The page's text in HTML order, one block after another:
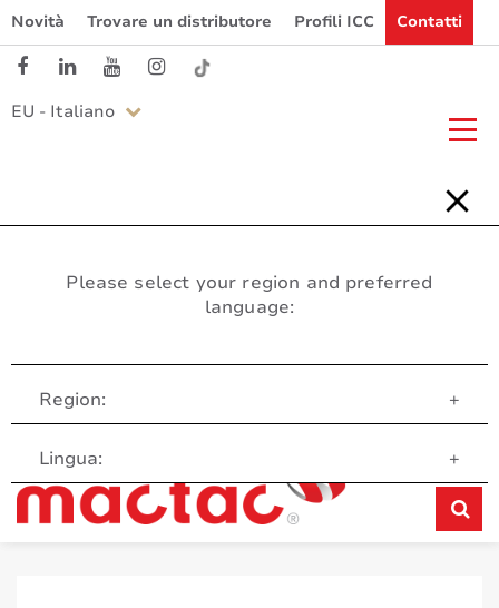
Novità Trovare un distributore Profili ICC Contatti
EU - Italiano
Please select your region and preferred
language:
Region: +
Lingua: +
Servizio clienti